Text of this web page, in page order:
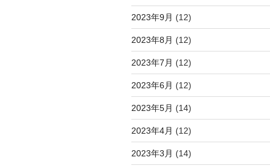
2023年9月 (12)
2023年8月 (12)
2023年7月 (12)
2023年6月 (12)
2023年5月 (14)
2023年4月 (12)
2023年3月 (14)